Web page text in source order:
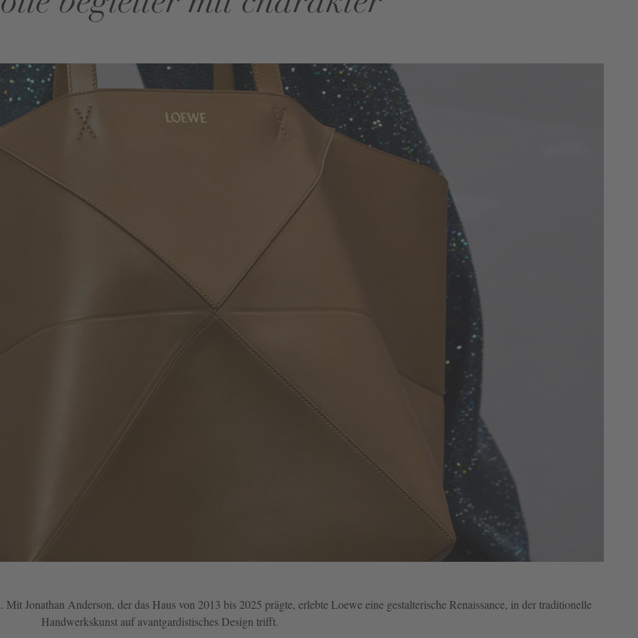
Jonathan Anderson, der das Haus von 2013 bis 2025 prägte, erlebte Loewe eine gestalterische Renaissance, in der traditionelle
Handwerkskunst auf avantgardistisches Design trifft.